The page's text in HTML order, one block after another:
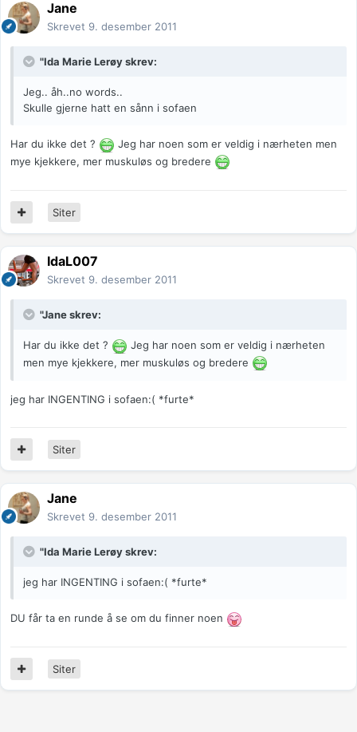
Jane
Skrevet 9. desember 2011
"Ida Marie Lerøy skrev:
Jeg.. åh..no words..
Skulle gjerne hatt en sånn i sofaen
Har du ikke det ?
Jeg har noen som er veldig i nærheten men
mye kjekkere, mer muskuløs og bredere
Siter
IdaL007
Skrevet 9. desember 2011
"Jane skrev:
Har du ikke det ?
Jeg har noen som er veldig i nærheten
men mye kjekkere, mer muskuløs og bredere
jeg har INGENTING i sofaen:( *furte*
Siter
Jane
Skrevet 9. desember 2011
"Ida Marie Lerøy skrev:
jeg har INGENTING i sofaen:( *furte*
DU får ta en runde å se om du finner noen
Siter